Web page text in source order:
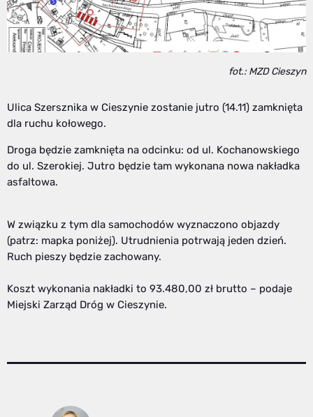
fot.: MZD Cieszyn
Ulica Szersznika w Cieszynie zostanie jutro (14.11) zamknięta
dla ruchu kołowego.
Droga będzie zamknięta na odcinku: od ul. Kochanowskiego
do ul. Szerokiej. Jutro będzie tam wykonana nowa nakładka
asfaltowa.
W związku z tym dla samochodów wyznaczono objazdy
(patrz: mapka poniżej). Utrudnienia potrwają jeden dzień.
Ruch pieszy będzie zachowany.
Koszt wykonania nakładki to 93.480,00 zł brutto – podaje
Miejski Zarząd Dróg w Cieszynie.